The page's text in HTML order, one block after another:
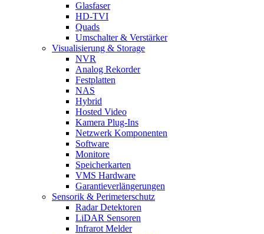
Glasfaser
HD-TVI
Quads
Umschalter & Verstärker
Visualisierung & Storage
NVR
Analog Rekorder
Festplatten
NAS
Hybrid
Hosted Video
Kamera Plug-Ins
Netzwerk Komponenten
Software
Monitore
Speicherkarten
VMS Hardware
Garantieverlängerungen
Sensorik & Perimeterschutz
Radar Detektoren
LiDAR Sensoren
Infrarot Melder